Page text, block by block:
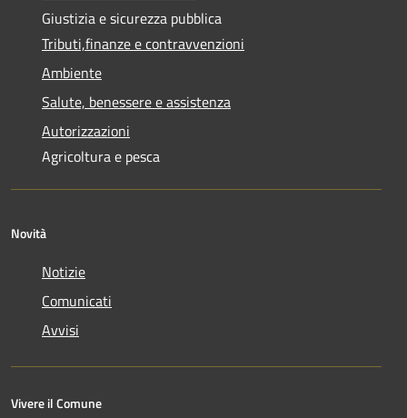
Giustizia e sicurezza pubblica
Tributi,finanze e contravvenzioni
Ambiente
Salute, benessere e assistenza
Autorizzazioni
Agricoltura e pesca
Novità
Notizie
Comunicati
Avvisi
Vivere il Comune